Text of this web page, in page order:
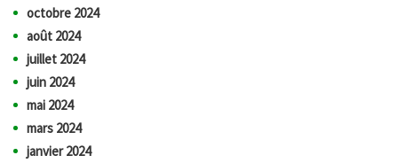
octobre 2024
août 2024
juillet 2024
juin 2024
mai 2024
mars 2024
janvier 2024